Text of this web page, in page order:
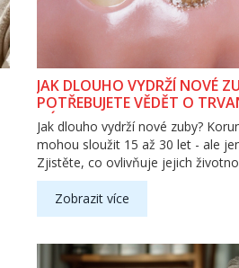
JAK DLOUHO VYDRŽÍ NOVÉ
POTŘEBUJETE VĚDĚT O
NÁHRAD
Jak dlouho vydrží nové zuby?
mohou sloužit 15 až 30 let - ale
Zjistěte, co ovlivňuje jejich
Zobrazit více